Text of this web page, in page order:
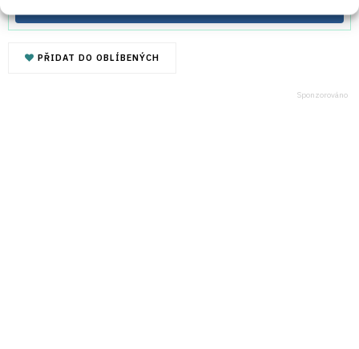
PŘIDAT DO OBLÍBENÝCH